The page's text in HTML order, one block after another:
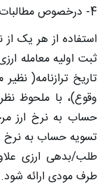
4- درخصوص مطالبات/ بدهی سهامداران( شرکاء)، تسهیلات ارزی
استفاده از هر یک
ثبت اولیه معامله
تاریخ ترازنامه(
وقوع)، با ملحوظ
حساب به نرخ ارز
تسویه حساب به نرخ
طلب/بدهی ارزی
طرف مودی ارائه شود.